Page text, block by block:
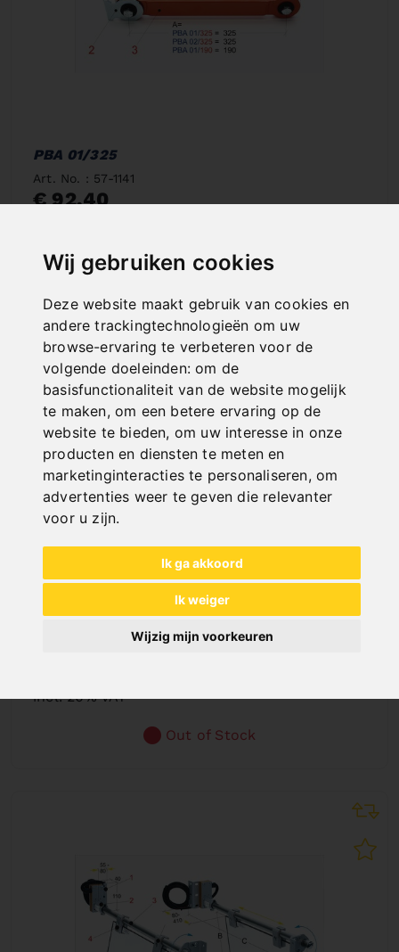
Wij gebruiken cookies
Deze website maakt gebruik van cookies en
andere trackingtechnologieën om uw
browse-ervaring te verbeteren voor de
volgende doeleinden:om de
basisfunctionaliteit van de website mogelijk
te maken,om een betere ervaring op de
website te bieden, om uw interesse in onze
producten en diensten te meten en
marketinginteracties te personaliseren,om
advertenties weer te geven die relevanter
voor u zijn.
Ik ga akkoord
Ik weiger
Wijzig mijn voorkeuren
PBA 01/325
Art. No. : 57-1141
€ 92,40
In Stock
incl. 20% VAT
Out of Stock